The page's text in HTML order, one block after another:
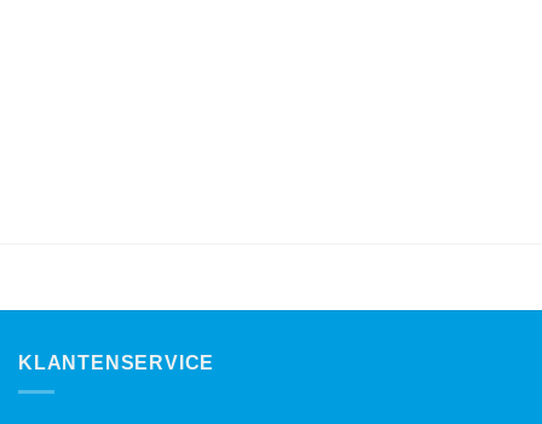
KLANTENSERVICE